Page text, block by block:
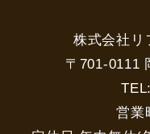
株式会社リ
〒701-0111
営業